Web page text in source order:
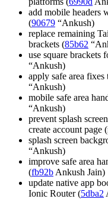
add mobile headers
(90679 “Ankush)
replace remaining
brackets (85b62
use square brackets
“Ankush)
apply safe area
“Ankush)
mobile safe area
“Ankush)
prevent splash
create account page
splash screen
“Ankush)
improve safe area
(fb92b Ankush Jain)
update native app
Ionic Router (5dba2